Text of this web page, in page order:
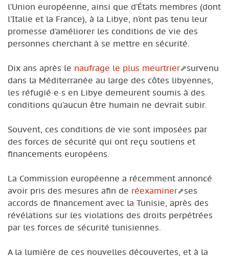
l’Union européenne, ainsi que d’États membres (dont
l’Italie et la France), à la Libye, n’ont pas tenu leur
promesse d’améliorer les conditions de vie des
personnes cherchant à se mettre en sécurité.
Dix ans après le naufrage le plus meurtrier
survenu
dans la Méditerranée au large des côtes libyennes,
les réfugié·e·s en Libye demeurent soumis à des
conditions qu’aucun être humain ne devrait subir.
Souvent, ces conditions de vie sont imposées par
des forces de sécurité qui ont reçu soutiens et
financements européens.
La Commission européenne a récemment annoncé
avoir pris des mesures afin de réexaminer
ses
accords de financement avec la Tunisie, après des
révélations sur les violations des droits perpétrées
par les forces de sécurité tunisiennes.
A la lumière de ces nouvelles découvertes, et à la